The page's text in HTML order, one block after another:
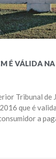
É VÁLIDA
Tribunal de
que é
a